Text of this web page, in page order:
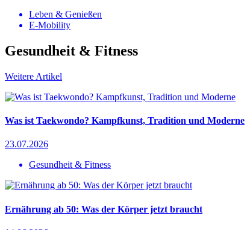
Leben & Genießen
E-Mobility
Gesundheit & Fitness
Weitere Artikel
Was ist Taekwondo? Kampfkunst, Tradition und Moderne
23.07.2026
Gesundheit & Fitness
Ernährung ab 50: Was der Körper jetzt braucht